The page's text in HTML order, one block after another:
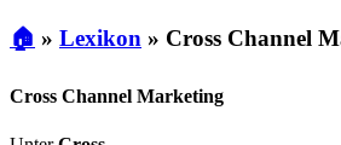
🏠 » Lexikon » Cross Channel
Cross Channel Marketing